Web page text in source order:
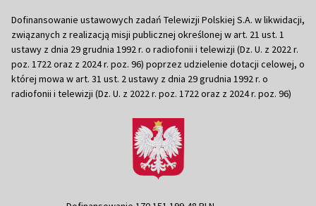
Dofinansowanie ustawowych zadań Telewizji Polskiej S.A. w likwidacji,
związanych z realizacją misji publicznej określonej w art. 21 ust. 1
ustawy z dnia 29 grudnia 1992 r. o radiofonii i telewizji (Dz. U. z 2022 r.
poz. 1722 oraz z 2024 r. poz. 96) poprzez udzielenie dotacji celowej, o
której mowa w art. 31 ust. 2 ustawy z dnia 29 grudnia 1992 r. o
radiofonii i telewizji (Dz. U. z 2022 r. poz. 1722 oraz z 2024 r. poz. 96)